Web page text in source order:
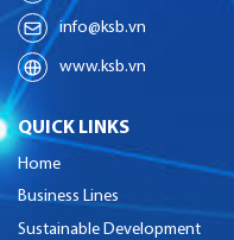
info@ksb.vn
www.ksb.vn
QUICK LINKS
Home
Business Lines
Sustainable Development